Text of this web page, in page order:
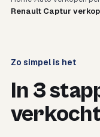
Renault Captur
Zo simpel is het
In 3